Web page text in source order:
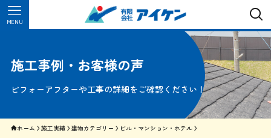
MENU
施工事例・お客様の声
ビフォーアフターや工事の詳細をご確認ください！
ホーム 施工実績 建物カテゴリー ビル・マンション・ホテル